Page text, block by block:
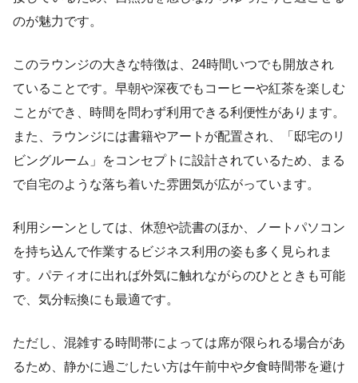
のが魅力です。
このラウンジの大きな特徴は、24時間いつでも開放され
ていることです。早朝や深夜でもコーヒーや紅茶を楽しむ
ことができ、時間を問わず利用できる利便性があります。
また、ラウンジには書籍やアートが配置され、「邸宅のリ
ビングルーム」をコンセプトに設計されているため、まる
で自宅のような落ち着いた雰囲気が広がっています。
利用シーンとしては、休憩や読書のほか、ノートパソコン
を持ち込んで作業するビジネス利用の姿も多く見られま
す。パティオに出れば外気に触れながらのひとときも可能
で、気分転換にも最適です。
ただし、混雑する時間帯によっては席が限られる場合があ
るため、静かに過ごしたい方は午前中や夕食時間帯を避け